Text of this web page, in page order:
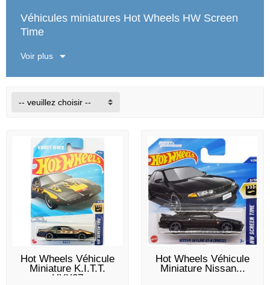
Véhicules miniatures Hot Wheels HW Screen
Time
Voir plus
-- veuillez choisir --
RUPTURE DE STOCK
Hot Wheels Véhicule
Miniature K.I.T.T.
HYX27
RUPTURE DE STOCK
Hot Wheels Véhicule
Miniature Nissan...